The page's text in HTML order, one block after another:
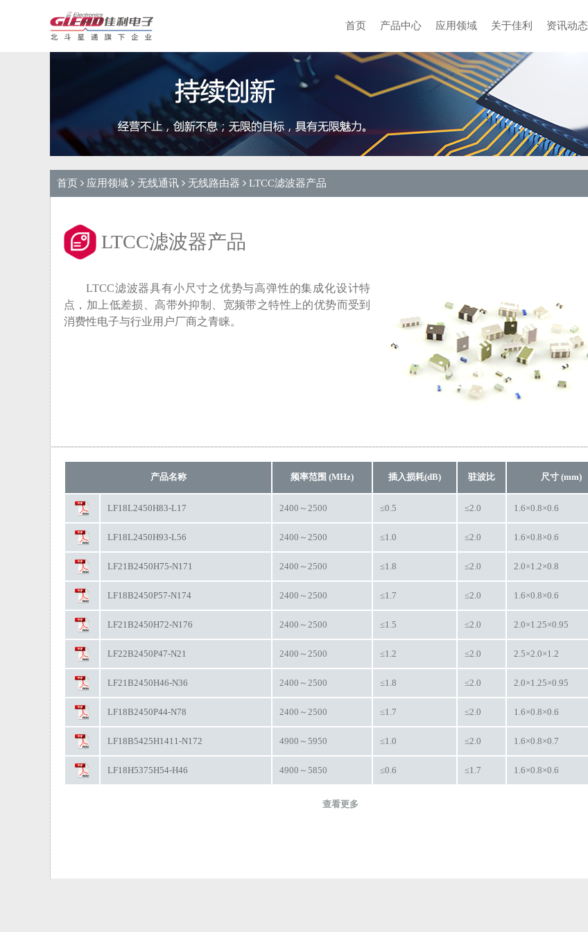
首页 产品中心 应用领域 关于佳利 资讯动态
首页 应用领域 无线通讯 无线路由器 LTCC滤波器产品
LTCC滤波器产品
LTCC滤波器具有小尺寸之优势与高弹性的集成化设计特
点，加上低差损、高带外抑制、宽频带之特性上的优势而受到
消费性电子与行业用户厂商之青睐。
产品名称 频率范围 (MHz) 插入损耗(dB) 驻波比 尺寸 (mm)
LF18L2450H83-L17 2400～2500 ≤0.5 ≤2.0 1.6×0.8×0.6
LF18L2450H93-L56 2400～2500 ≤1.0 ≤2.0 1.6×0.8×0.6
LF21B2450H75-N171 2400～2500 ≤1.8 ≤2.0 2.0×1.2×0.8
LF18B2450P57-N174 2400～2500 ≤1.7 ≤2.0 1.6×0.8×0.6
LF21B2450H72-N176 2400～2500 ≤1.5 ≤2.0 2.0×1.25×0.95
LF22B2450P47-N21 2400～2500 ≤1.2 ≤2.0 2.5×2.0×1.2
LF21B2450H46-N36 2400～2500 ≤1.8 ≤2.0 2.0×1.25×0.95
LF18B2450P44-N78 2400～2500 ≤1.7 ≤2.0 1.6×0.8×0.6
LF18B5425H1411-N172 4900～5950 ≤1.0 ≤2.0 1.6×0.8×0.7
LF18H5375H54-H46 4900～5850 ≤0.6 ≤1.7 1.6×0.8×0.6
查看更多